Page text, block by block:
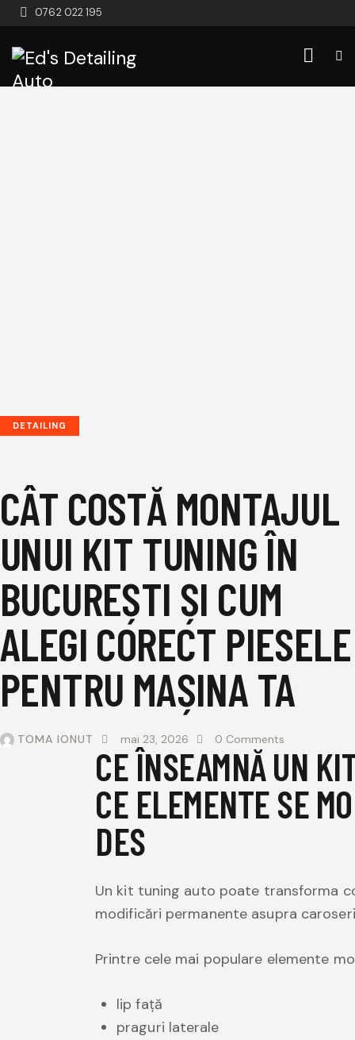
0762 022 195
DETAILING
CÂT COSTĂ MONTAJUL
UNUI KIT TUNING ÎN
BUCUREȘTI ȘI CUM
ALEGI CORECT PIESELE
PENTRU MAȘINA TA
TOMA IONUT mai 23, 2026 0 Comments
CE ÎNSEAMNĂ UN
CE ELEMENTE SE
DES
Un kit tuning auto poate transforma
modificări permanente asupra
Printre cele mai populare elemente
lip față
praguri laterale